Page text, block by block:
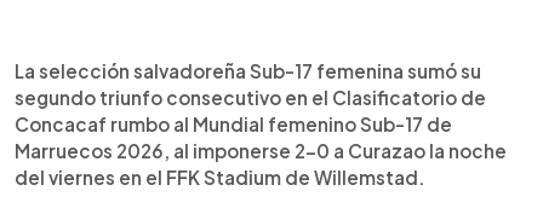
Escuchar artículo
La Selecta Sub-17 femenina derrotó 2-0 a
Curazao en el FFK Stadium de Willemstad y sumó
su segunda victoria en el Clasificatorio de
Concacaf rumbo al Mundial Sub-17 Marruecos
2026. Kylie Guardado abrió el marcador al minuto
La selección salvadoreña Sub-17 femenina sumó su
segundo triunfo consecutivo en el Clasificatorio de
Concacaf rumbo al Mundial femenino Sub-17 de
Marruecos 2026, al imponerse 2-0 a Curazao la noche
del viernes en el FFK Stadium de Willemstad.